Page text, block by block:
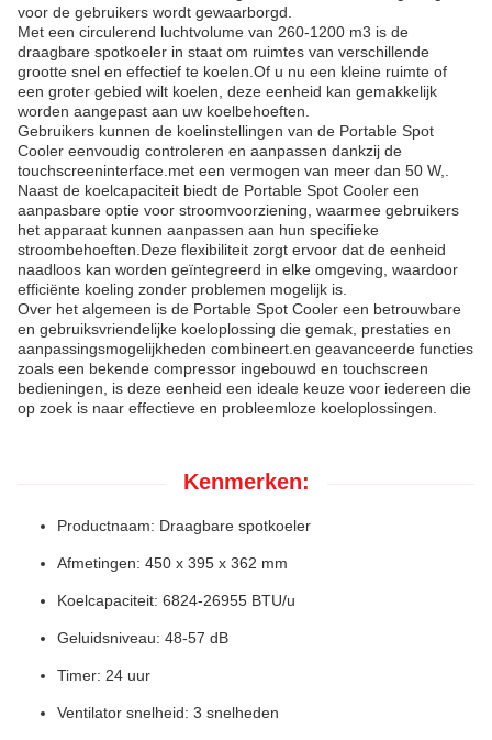
voor de gebruikers wordt gewaarborgd.
Met een circulerend luchtvolume van 260-1200 m3 is de
draagbare spotkoeler in staat om ruimtes van verschillende
grootte snel en effectief te koelen.Of u nu een kleine ruimte of
een groter gebied wilt koelen, deze eenheid kan gemakkelijk
worden aangepast aan uw koelbehoeften.
Gebruikers kunnen de koelinstellingen van de Portable Spot
Cooler eenvoudig controleren en aanpassen dankzij de
touchscreeninterface.met een vermogen van meer dan 50 W,.
Naast de koelcapaciteit biedt de Portable Spot Cooler een
aanpasbare optie voor stroomvoorziening, waarmee gebruikers
het apparaat kunnen aanpassen aan hun specifieke
stroombehoeften.Deze flexibiliteit zorgt ervoor dat de eenheid
naadloos kan worden geïntegreerd in elke omgeving, waardoor
efficiënte koeling zonder problemen mogelijk is.
Over het algemeen is de Portable Spot Cooler een betrouwbare
en gebruiksvriendelijke koeloplossing die gemak, prestaties en
aanpassingsmogelijkheden combineert.en geavanceerde functies
zoals een bekende compressor ingebouwd en touchscreen
bedieningen, is deze eenheid een ideale keuze voor iedereen die
op zoek is naar effectieve en probleemloze koeloplossingen.
Kenmerken:
Productnaam: Draagbare spotkoeler
Afmetingen: 450 x 395 x 362 mm
Koelcapaciteit: 6824-26955 BTU/u
Geluidsniveau: 48-57 dB
Timer: 24 uur
Ventilator snelheid: 3 snelheden